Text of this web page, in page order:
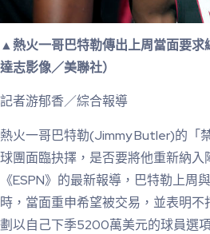
▲熱火一哥巴特勒傳出上周當面要求
達志影像／美聯社）
記者游郁香／綜合報導
熱火一哥巴特勒(Jimmy Butler)的「
球團面臨抉擇，是否要將他重新納
《ESPN》的最新報導，巴特勒上周
時，當面重申希望被交易，並表明
劃以自己下季5200萬美元的球員選